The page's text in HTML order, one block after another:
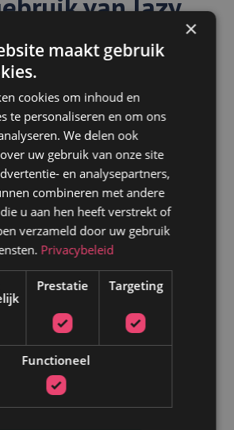
is men erg positief over het gebruik
zijn er een aantal punten waar je
houden:
zorg ervoor dat placeholders of lege
worden voor afbeeldingen die nog
worden. Anders gaat de lay-out
ze wel ingeladen worden.
lay-outs: test de website op
apparaten en schermgroottes, zo
dat de lay-out niet verspringt bij het
content.
houd rekening met de intiële
en CSS, zodat de basiservaring
×
maakt gebruik
cookies om inhoud en
te personaliseren en om ons
We delen ook
uw gebruik van onze site
en analysepartners,
combineren met andere
u aan hen heeft verstrekt of
verzameld door uw gebruik
Privacybeleid
Prestatie Targeting
Functioneel